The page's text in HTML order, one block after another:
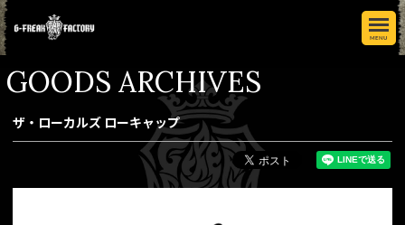
MENU
GOODS ARCHIVES
ザ・ローカルズ ローキャップ